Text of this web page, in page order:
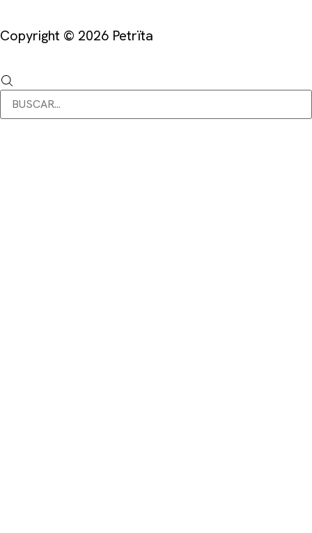
Copyright © 2026 Petrïta